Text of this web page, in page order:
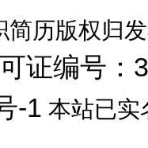
历版权归
证编号
-1 本站已